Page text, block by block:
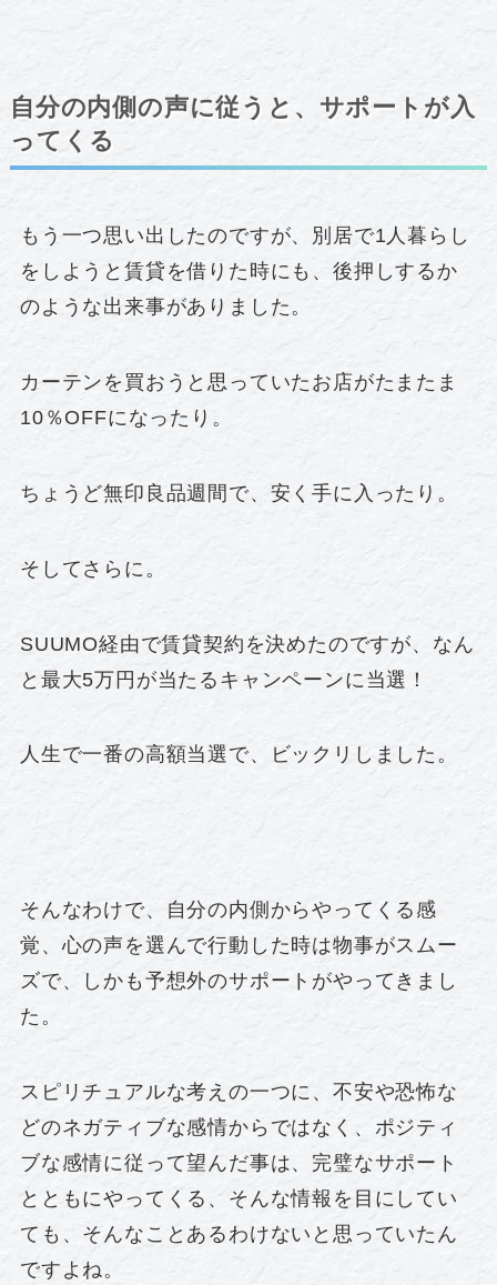
自分の内側の声に従うと、サポートが入
ってくる
もう一つ思い出したのですが、別居で1人暮らし
をしようと賃貸を借りた時にも、後押しするか
のような出来事がありました。
カーテンを買おうと思っていたお店がたまたま
10％OFFになったり。
ちょうど無印良品週間で、安く手に入ったり。
そしてさらに。
SUUMO経由で賃貸契約を決めたのですが、なん
と最大5万円が当たるキャンペーンに当選！
人生で一番の高額当選で、ビックリしました。
そんなわけで、自分の内側からやってくる感
覚、心の声を選んで行動した時は物事がスムー
ズで、しかも予想外のサポートがやってきまし
た。
スピリチュアルな考えの一つに、不安や恐怖な
どのネガティブな感情からではなく、ポジティ
ブな感情に従って望んだ事は、完璧なサポート
とともにやってくる、そんな情報を目にしてい
ても、そんなことあるわけないと思っていたん
ですよね。